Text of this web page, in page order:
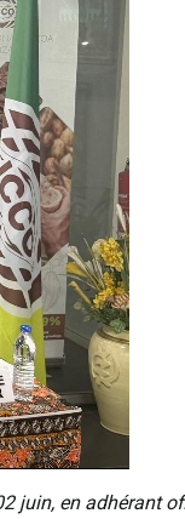
juin, en adhérant